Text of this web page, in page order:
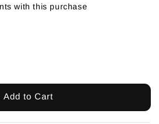
with this purchase
Add to Cart